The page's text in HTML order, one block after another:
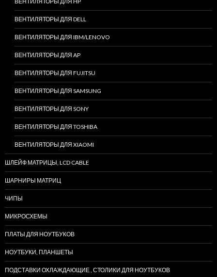
ВЕНТИЛЯТОРЫ ДЛЯ DELL
ВЕНТИЛЯТОРЫ ДЛЯ IBM/LENOVO
ВЕНТИЛЯТОРЫ ДЛЯ AP
ВЕНТИЛЯТОРЫ ДЛЯ FUJITSU
ВЕНТИЛЯТОРЫ ДЛЯ SAMSUNG
ВЕНТИЛЯТОРЫ ДЛЯ SONY
ВЕНТИЛЯТОРЫ ДЛЯ TOSHIBA
ВЕНТИЛЯТОРЫ ДЛЯ XIAOMI
ШЛЕЙФ МАТРИЦЫ, LCD CABLE
ШАРНИРЫ МАТРИЦ
ЧИПЫ
МИКРОСХЕМЫ
ПЛАТЫ ДЛЯ НОУТБУКОВ
НОУТБУКИ, ПЛАНШЕТЫ
ПОДСТАВКИ ОХЛАЖДАЮЩИЕ , СТОЛИКИ ДЛЯ НОУТБУКОВ